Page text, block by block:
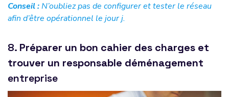
Conseil :N’oubliez pas de configurer et tester le réseau
afin d’être opérationnel le jour j.
8. Préparer un bon cahier des charges et
trouver un responsable déménagement
entreprise